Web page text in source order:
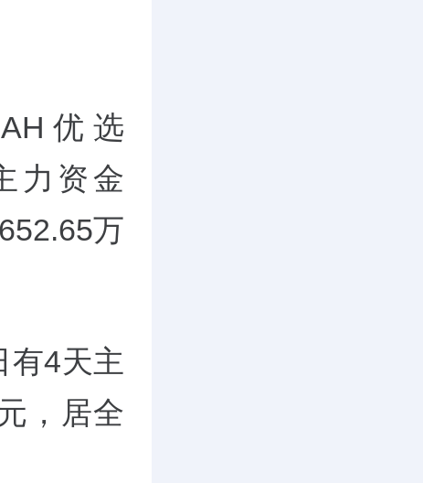
优选
力资金
万
4天主
，居全